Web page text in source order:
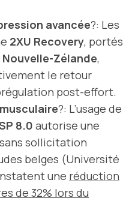
avancée?: Les
2XU Recovery, portés
Zélande,
le retour
post-effort.
?: L’usage de
8.0 autorise une
sollicitation
belges (Université
une réduction
de 32% lors du